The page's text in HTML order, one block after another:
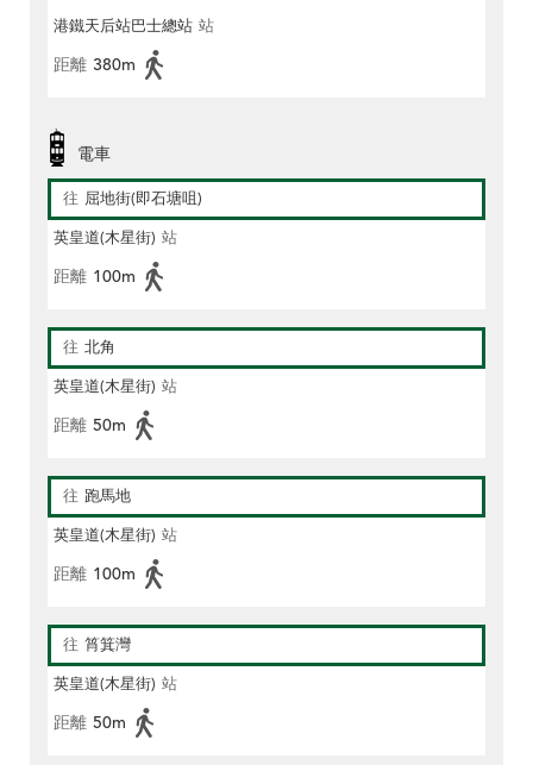
港鐵天后站巴士總站 站
距離 380m
電車
往 屈地街(即石塘咀)
英皇道(木星街) 站
距離 100m
往 北角
英皇道(木星街) 站
距離 50m
往 跑馬地
英皇道(木星街) 站
距離 100m
往 筲箕灣
英皇道(木星街) 站
距離 50m